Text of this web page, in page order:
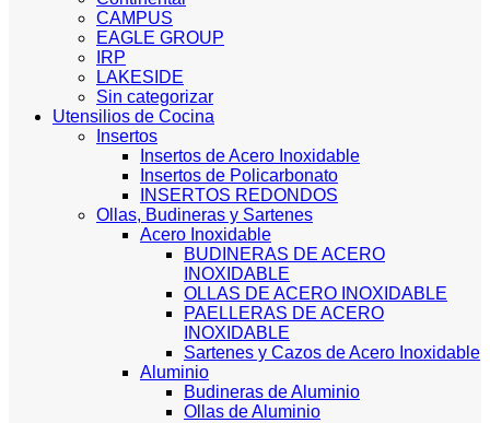
CAMPUS
EAGLE GROUP
IRP
LAKESIDE
Sin categorizar
Utensilios de Cocina
Insertos
Insertos de Acero Inoxidable
Insertos de Policarbonato
INSERTOS REDONDOS
Ollas, Budineras y Sartenes
Acero Inoxidable
BUDINERAS DE ACERO
INOXIDABLE
OLLAS DE ACERO INOXIDABLE
PAELLERAS DE ACERO
INOXIDABLE
Sartenes y Cazos de Acero Inoxidable
Aluminio
Budineras de Aluminio
Ollas de Aluminio